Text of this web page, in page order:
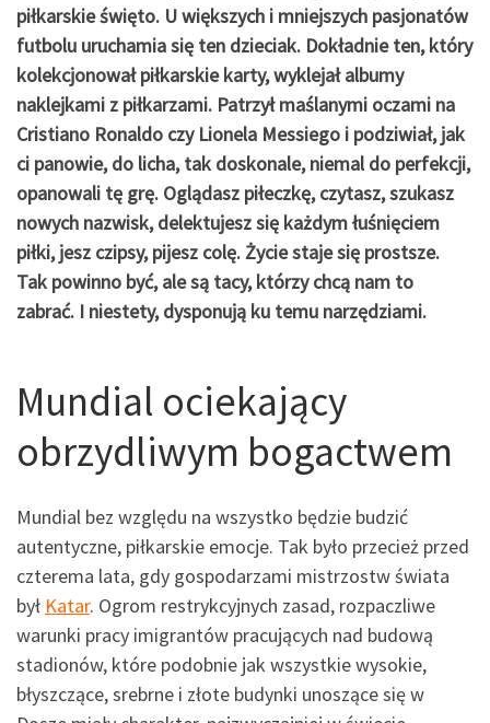
piłkarskie święto. U większych i mniejszych pasjonatów
futbolu uruchamia się ten dzieciak. Dokładnie ten, który
kolekcjonował piłkarskie karty, wyklejał albumy
naklejkami z piłkarzami. Patrzył maślanymi oczami na
Cristiano Ronaldo czy Lionela Messiego i podziwiał, jak
ci panowie, do licha, tak doskonale, niemal do perfekcji,
opanowali tę grę. Oglądasz piłeczkę, czytasz, szukasz
nowych nazwisk, delektujesz się każdym łuśnięciem
piłki, jesz czipsy, pijesz colę. Życiestaje się prostsze.
Tak powinno być, ale są tacy, którzy chcą nam to
zabrać. I niestety, dysponują ku temu narzędziami.
Mundial ociekający
obrzydliwym bogactwem
Mundial bez względu na wszystko będzie budzić
autentyczne, piłkarskie emocje. Tak było przecież przed
czterema lata, gdy gospodarzami mistrzostw świata
był Katar. Ogrom restrykcyjnych zasad, rozpaczliwe
warunki pracy imigrantów pracujących nad budową
stadionów, które podobnie jak wszystkie wysokie,
błyszczące, srebrne i złote budynki unoszące się w